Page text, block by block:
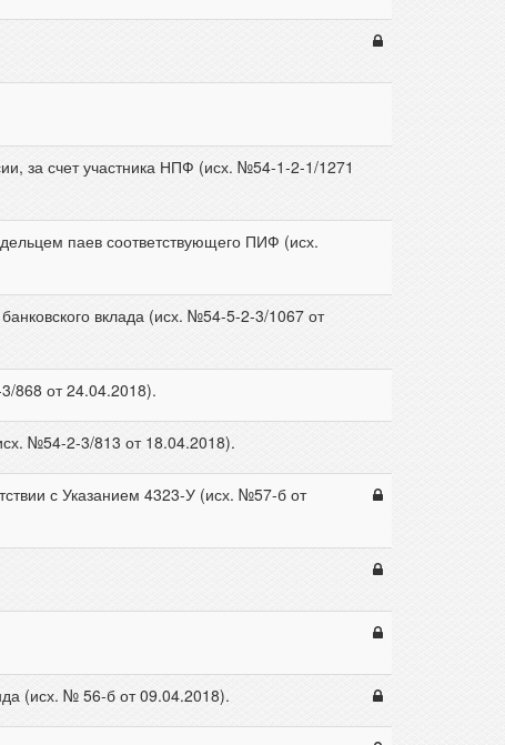
за счет участника НПФ (исх. №54-1-2-1/1271
паев соответствующего ПИФ (исх.
вклада (исх. №54-5-2-3/1067 от
868 от 24.04.2018).
№54-2-3/813 от 18.04.2018).
с Указанием 4323-У (исх. №57-б от
(исх. № 56-б от 09.04.2018).